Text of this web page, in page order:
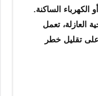
الساكنة.
العازلة، تعمل
على تقليل خطر